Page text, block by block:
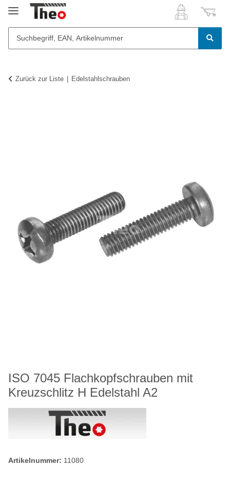
Zurück zur Liste Edelstahlschrauben
ISO 7045 Flachkopfschrauben mit
Kreuzschlitz H Edelstahl A2
Artikelnummer: 11080